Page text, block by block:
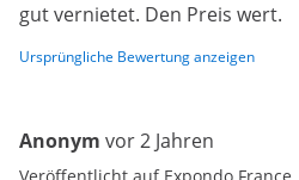
gut vernietet. Den Preis wert.
Ursprüngliche Bewertung anzeigen
Anonym vor 2 Jahren